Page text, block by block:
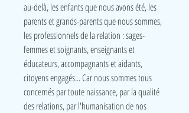
au-delà, les enfants que nous avons été, les
parents et grands-parents que nous sommes,
les professionnels de la relation : sages-
femmes et soignants, enseignants et
éducateurs, accompagnants et aidants,
citoyens engagés... Car nous sommes tous
concernés par toute naissance, par la qualité
des relations, par l'humanisation de nos